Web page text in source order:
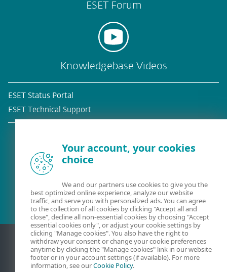
ESET Forum
Knowledgebase Videos
ESET Status Portal
ESET Technical Support
Your account, your cookies
choice
We and our partners use cookies to give you the
best optimized online experience, analyze our website
traffic, and serve you with personalized ads. You can agree
to the collection of all cookies by clicking "Accept all and
close", decline all non-essential cookies by choosing "Accept
essential cookies only", or adjust your cookie settings by
clicking "Manage cookies". You also have the right to
withdraw your consent or change your cookie preferences
anytime by clicking the "Manage cookies" link in our website
footer or in your account settings (if available). For more
information, see ourCookie Policy.